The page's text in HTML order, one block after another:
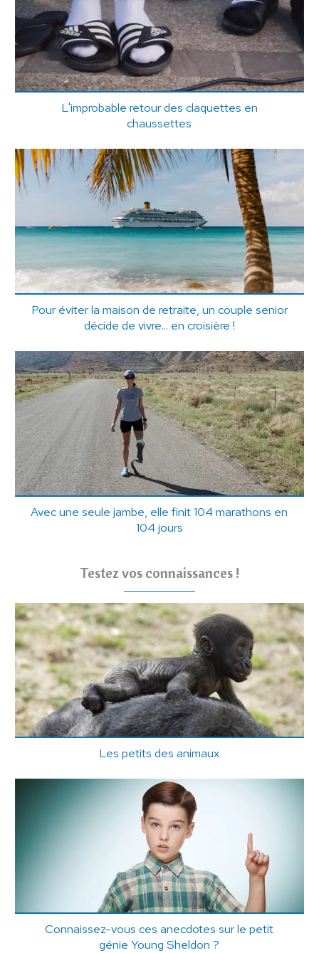
L'improbable retour des claquettes en
chaussettes
Pour éviter la maison de retraite, un couple senior
décide de vivre... en croisière !
Avec une seule jambe, elle finit 104 marathons en
104 jours
Testez vos connaissances !
Les petits des animaux
Connaissez-vous ces anecdotes sur le petit
génie Young Sheldon ?